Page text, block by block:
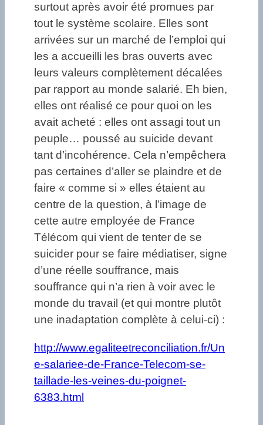
surtout après avoir été promues par
tout le système scolaire. Elles sont
arrivées sur un marché de l’emploi qui
les a accueilli les bras ouverts avec
leurs valeurs complètement décalées
par rapport au monde salarié. Eh bien,
elles ont réalisé ce pour quoi on les
avait acheté : elles ont assagi tout un
peuple… poussé au suicide devant
tant d’incohérence. Cela n’empêchera
pas certaines d’aller se plaindre et de
faire « comme si » elles étaient au
centre de la question, à l’image de
cette autre employée de France
Télécom qui vient de tenter de se
suicider pour se faire médiatiser, signe
d’une réelle souffrance, mais
souffrance qui n’a rien à voir avec le
monde du travail (et qui montre plutôt
une inadaptation complète à celui-ci) :
http://www.egaliteetreconciliation.fr/Un
e-salariee-de-France-Telecom-se-
taillade-les-veines-du-poignet-
6383.html